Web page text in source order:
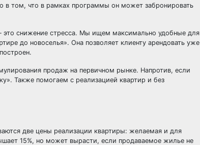
в том, что в рамках программы он может забронировать
снижение стресса. Мы ищем максимально удобные для
до новоселья». Она позволяет клиенту арендовать уже
продаж на первичном рынке. Напротив, если
Также помогаем с реализацией квартир и без
две цены реализации квартиры: желаемая и для
15%, но может вырасти, если продаваемое жилье не